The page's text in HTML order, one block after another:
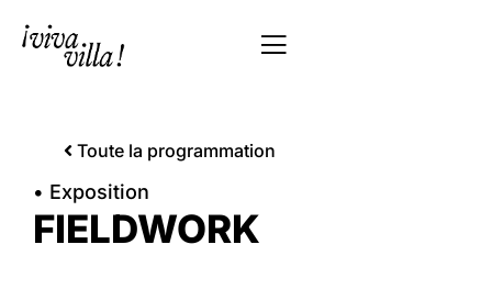
Toute la programmation
• Exposition
FIELDWORK